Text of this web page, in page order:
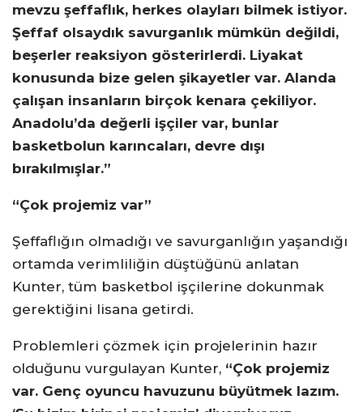
mevzu şeffaflık, herkes olayları bilmek istiyor.
Şeffaf olsaydık savurganlık mümkün değildi,
beşerler reaksiyon gösterirlerdi. Liyakat
konusunda bize gelen şikayetler var. Alanda
çalışan insanların birçok kenara çekiliyor.
Anadolu’da değerli işçiler var, bunlar
basketbolun karıncaları, devre dışı
bırakılmışlar.”
“Çok projemiz var”
Şeffaflığın olmadığı ve savurganlığın yaşandığı
ortamda verimliliğin düştüğünü anlatan
Kunter, tüm basketbol işçilerine dokunmak
gerektiğini lisana getirdi.
Problemleri çözmek için projelerinin hazır
olduğunu vurgulayan Kunter, “Çok projemiz
var. Genç oyuncu havuzunu büyütmek lazım.